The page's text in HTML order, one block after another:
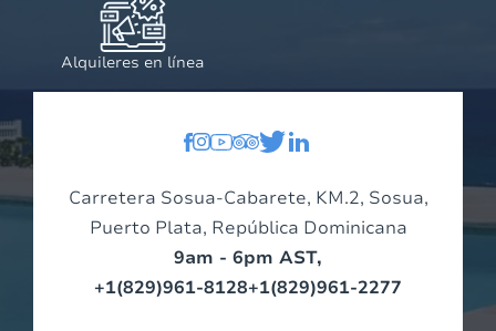
Alquileres en línea
Carretera Sosua-Cabarete, KM.2, Sosua,
Puerto Plata, República Dominicana
9am - 6pm AST,
+1(829)961-8128+1(829)961-2277